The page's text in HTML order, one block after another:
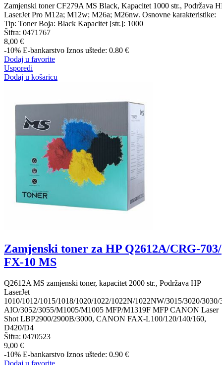
Zamjenski toner CF279A MS Black, Kapacitet 1000 str., Podržava
LaserJet Pro M12a; M12w; M26a; M26nw. Osnovne karakteristike:
Tip: Toner Boja: Black Kapacitet [str.]: 1000
Šifra: 0471767
8,00 €
-10% E-bankarstvo Iznos uštede: 0.80 €
Dodaj u favorite
Usporedi
Dodaj u košaricu
Zamjenski toner za HP Q2612A/CRG-703/
FX-10 MS
Q2612A MS zamjenski toner, kapacitet 2000 str., Podržava HP
LaserJet
1010/1012/1015/1018/1020/1022/1022N/1022NW/3015/3020/3030/
AIO/3052/3055/M1005/M1005 MFP/M1319F MFP CANON Laser
Shot LBP2900/2900B/3000, CANON FAX-L100/120/140/160,
D420/D4
Šifra: 0470523
9,00 €
-10% E-bankarstvo Iznos uštede: 0.90 €
Dodaj u favorite